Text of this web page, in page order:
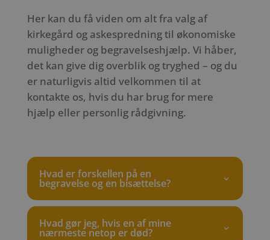
Her kan du få viden om alt fra valg af
kirkegård og askespredning til økonomiske
muligheder og begravelseshjælp. Vi håber,
det kan give dig overblik og tryghed – og du
er naturligvis altid velkommen til at
kontakte os, hvis du har brug for mere
hjælp eller personlig rådgivning.
Hvad er forskellen på en
begravelse og en bisættelse?
Hvad gør jeg, hvis en af mine
nærmeste netop er død?